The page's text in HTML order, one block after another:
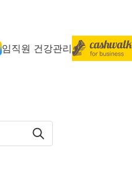
임직원 건강관리